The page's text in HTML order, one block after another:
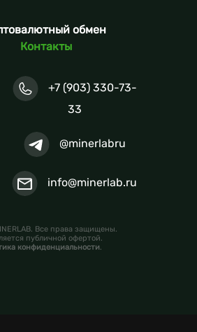
обмен
Контакты
+7 (903) 330-73-
33
@minerlabru
info@minerlab.ru
Все права защищены.
публичной офертой.
конфиденциальности.